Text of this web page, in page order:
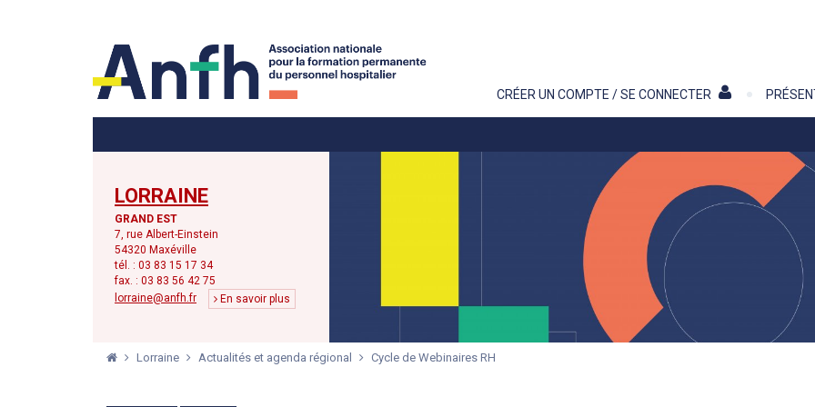
CRÉER UN COMPTE / SE CONNECTER
LORRAINE
GRAND EST
7, rue Albert-Einstein
54320 Maxéville
tél. : 03 83 15 17 34
fax. : 03 83 56 42 75
lorraine@anfh.fr
En savoir plus
Lorraine Actualités et agenda régional Cycle de Webinaires RH